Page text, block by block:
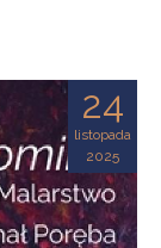
24
listopada
2025